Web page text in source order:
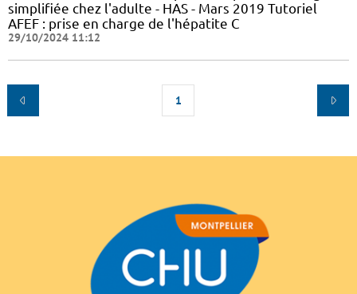
simplifiée chez l'adulte - HAS - Mars 2019 Tutoriel
AFEF : prise en charge de l'hépatite C
29/10/2024 11:12
1